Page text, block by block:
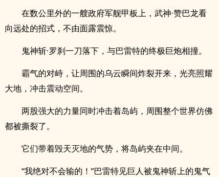
在数公里外的一艘政府军舰甲板上，武神·赞巴龙看
向远处的招式，不由面露震惊。
鬼神斩·罗刹一刀落下，与巴雷特的终极巨炮相撞。
霸气的对峙，让周围的乌云瞬间炸裂开来，光亮照耀
大地，冲击震动空间。
两股强大的力量同时冲击着岛屿，周围整个世界仿佛
都被撕裂了。
它们带着毁天灭地的气势，将岛屿夹在中间。
“我绝对不会输的！”巴雷特见巨人被鬼神斩上的鬼气